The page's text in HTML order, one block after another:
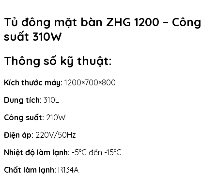
Tủ đông mặt bàn ZHG 1200 – Công
suất 310W
Thông số kỹ thuật:
Kích thước máy: 1200×700×800
Dung tích: 310L
Công suất: 210W
Điện áp: 220V/50Hz
Nhiệt độ làm lạnh: -5°C đến -15°C
Chất làm lạnh: R134A